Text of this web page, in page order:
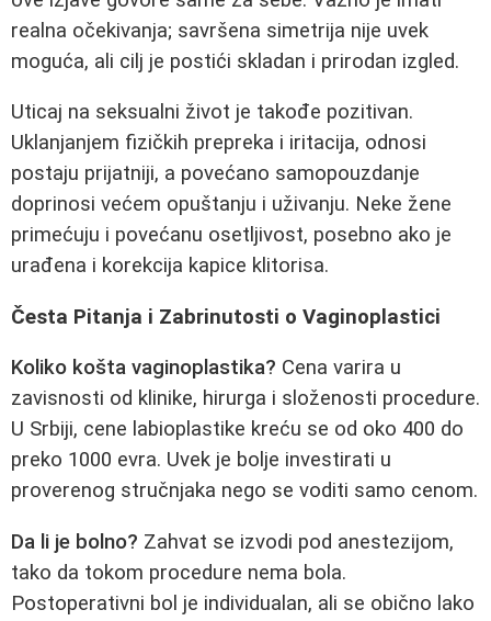
realna očekivanja; savršena simetrija nije uvek
moguća, ali cilj je postići skladan i prirodan izgled.
Uticaj na seksualni život je takođe pozitivan.
Uklanjanjem fizičkih prepreka i iritacija, odnosi
postaju prijatniji, a povećano samopouzdanje
doprinosi većem opuštanju i uživanju. Neke žene
primećuju i povećanu osetljivost, posebno ako je
urađena i korekcija kapice klitorisa.
Česta Pitanja i Zabrinutosti o Vaginoplastici
Koliko košta vaginoplastika? Cena varira u
zavisnosti od klinike, hirurga i složenosti procedure.
U Srbiji, cene labioplastike kreću se od oko 400 do
preko 1000 evra. Uvek je bolje investirati u
proverenog stručnjaka nego se voditi samo cenom.
Da li je bolno? Zahvat se izvodi pod anestezijom,
tako da tokom procedure nema bola.
Postoperativni bol je individualan, ali se obično lako